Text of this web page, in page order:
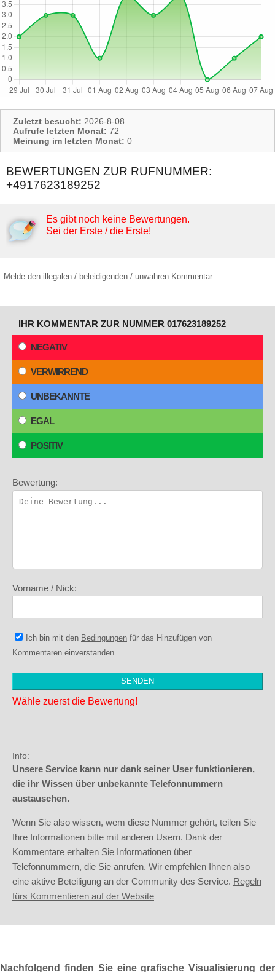
Zuletzt besucht: 2026-8-08
Aufrufe letzten Monat: 72
Meinung im letzten Monat: 0
BEWERTUNGEN ZUR RUFNUMMER:
+4917623189252
Es gibt noch keine Bewertungen.
Sei der Erste / die Erste!
Melde den illegalen / beleidigenden / unwahren Kommentar
IHR KOMMENTAR ZUR NUMMER 017623189252
NEGATIV
VERWIRREND
UNBEKANNTE
EGAL
POSITIV
Bewertung:
Vorname / Nick:
Ich bin mit den Bedingungen für das Hinzufügen von
Kommentaren einverstanden
Wähle zuerst die Bewertung!
Info:
Unsere Service kann nur dank seiner User funktionieren,
die ihr Wissen über unbekannte Telefonnummern
austauschen.
Wenn Sie also wissen, wem diese Nummer gehört, teilen Sie
Ihre Informationen bitte mit anderen Usern. Dank der
Kommentare erhalten Sie Informationen über
Telefonnummern, die Sie anrufen. Wir empfehlen Ihnen also
eine aktive Beteiligung an der Community des Service. Regeln
fürs Kommentieren auf der Website
Nachfolgend finden Sie eine grafische Visualisierung der